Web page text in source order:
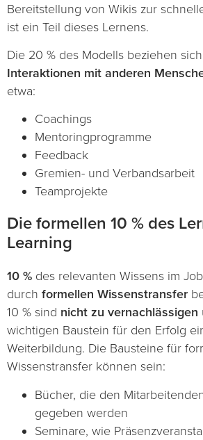
Bereitstellung von Wikis zur
ist ein Teil dieses Lernens.
Die 20 % des Modells beziehen
Interaktionen mit anderen
etwa:
Coachings
Mentoringprogramme
Feedback
Gremien- und Verbandsarbeit
Teamprojekte
Die formellen 10 % des
Learning
10 % des relevanten Wissens im
durch formellen Wissenstransfer
10 % sind nicht zu vernachlässigen
wichtigen Baustein für den Erfolg
Weiterbildung. Die Bausteine für
Wissenstransfer können sein:
Bücher, die den
gegeben werden
Seminare, wie